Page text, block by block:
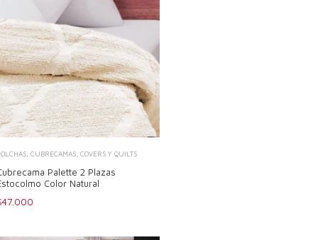
CUBRECAMAS, COVERS Y QUILTS
Palette 2 Plazas
Color Natural